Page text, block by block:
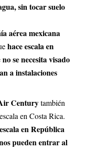
sin tocar suelo
aérea mexicana
hace escala en
no se necesita visado
a instalaciones
Centurytambién
en Costa Rica.
en República
pueden entrar al